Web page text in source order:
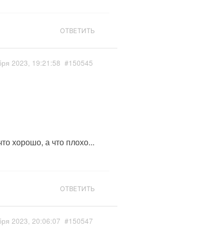
ОТВЕТИТЬ
2023, 19:21:58 #150545
хорошо, а что плохо...
ОТВЕТИТЬ
2023, 20:06:07 #150547